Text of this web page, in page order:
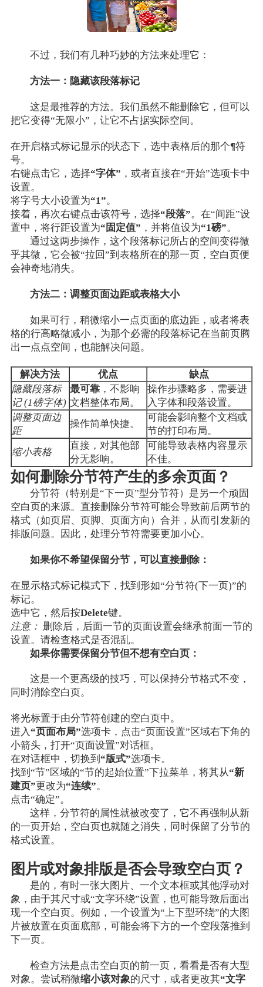
不过，我们有几种巧妙的方法来处理它：
方法一：隐藏该段落标记
这是最推荐的方法。我们虽然不能删除它，但可以
把它变得“无限小”，让它不占据实际空间。
在开启格式标记显示的状态下，选中表格后的那个¶符
号。
右键点击它，选择“字体” ，或者直接在“开始”选项卡中
设置。
将字号大小设置为“1”。
接着，再次右键点击该符号，选择“段落”。在“间距”设
置中，将行距设置为“固定值” ，并将值设为“1磅”。
通过这两步操作，这个段落标记所占的空间变得微
乎其微，它会被“拉回”到表格所在的那一页，空白页便
会神奇地消失。
方法二：调整页面边距或表格大小
如果可行，稍微缩小一点页面的底边距，或者将表
格的行高略微减小，为那个必需的段落标记在当前页腾
出一点点空间，也能解决问题。
解决方法 优点
缺点
隐藏段落标
记 (1磅字体)
最可靠，不影响
文档整体布局。
操作步骤略多，需要进
入字体和段落设置。
调整页面边
距
操作简单快捷。
可能会影响整个文档或
节的打印布局。
缩小表格
直接，对其他部
分无影响。
可能导致表格内容显示
不佳。
如何删除分节符产生的多余页面？
分节符（特别是“下一页”型分节符）是另一个顽固
空白页的来源。直接删除分节符可能会导致前后两节的
格式（如页眉、页脚、页面方向）合并，从而引发新的
排版问题。因此，处理分节符需要更加小心。
如果你不希望保留分节，可以直接删除：
在显示格式标记模式下，找到形如“分节符(下一页)”的
标记。
选中它，然后按Delete键。
注意： 删除后，后面一节的页面设置会继承前面一节的
设置。请检查格式是否混乱。
如果你需要保留分节但不想有空白页：
这是一个更高级的技巧，可以保持分节格式不变，
同时消除空白页。
将光标置于由分节符创建的空白页中。
进入“页面布局”选项卡，点击“页面设置”区域右下角的
小箭头，打开“页面设置”对话框。
在对话框中，切换到 “版式”选项卡。
找到“节”区域的“节的起始位置”下拉菜单，将其从“新
建页”更改为“连续”。
点击“确定”。
这样，分节符的属性就被改变了，它不再强制从新
的一页开始，空白页也就随之消失，同时保留了分节的
格式设置。
图片或对象排版是否会导致空白页？
是的，有时一张大图片、一个文本框或其他浮动对
象，由于其尺寸或“文字环绕”设置，也可能导致后面出
现一个空白页。例如，一个设置为“上下型环绕”的大图
片被放置在页面底部，可能会将下方的一个空段落推到
下一页。
检查方法是点击空白页的前一页，看看是否有大型
对象。尝试稍微缩小该对象的尺寸，或者更改其“文字